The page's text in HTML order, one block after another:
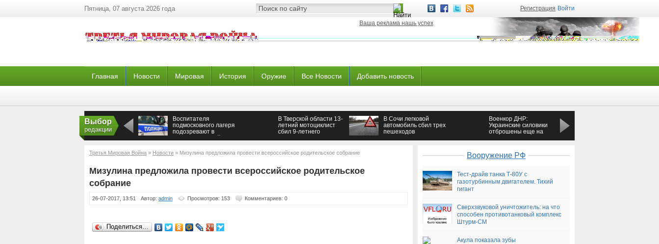
Пятница, 07 августа 2026 года Регистрация Войти
Ваша реклама нашь успех
Главная Новости Мировая История Оружие Все Новости Добавить новость
Выбор
редакции
Воспитателя
подмосковного лагеря
подозревают в
В Тверской области 13-
летний мотоциклист
сбил 9-летнего
В Сочи легковой
автомобиль сбил трех
пешеходов
Военкор ДНР:
Украинские силовики
отброшены еще на
Третья Мировая Война » Новости » Мизулина предложила провести всероссийское родительское собрание
Мизулина предложила провести всероссийское родительское
собрание
26-07-2017, 13:51 Автор: admin Просмотров: 153 Комментариев: 0
Поделиться…
Вооружение РФ
Тест-драйв танка Т-80У с
газотурбинным двигателем. Тихий
гигант
Сверхзвуковой уничтожитель: на что
способен противотанковый комплекс
Штурм-СМ
Акула показала зубы